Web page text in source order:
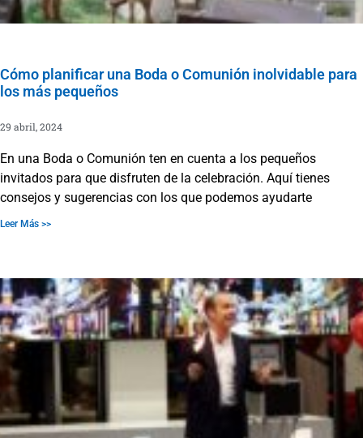
Cómo planificar una Boda o Comunión inolvidable para
los más pequeños
29 abril, 2024
En una Boda o Comunión ten en cuenta a los pequeños
invitados para que disfruten de la celebración. Aquí tienes
consejos y sugerencias con los que podemos ayudarte
Leer Más >>